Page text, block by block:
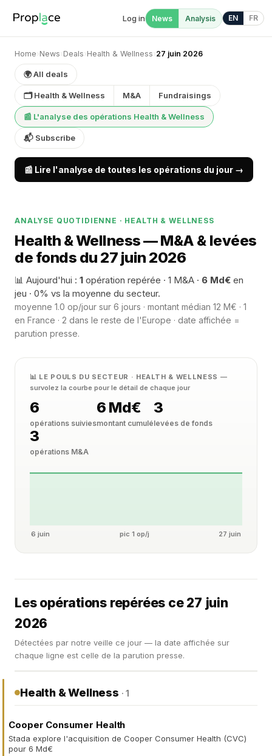
Log in News Analysis EN FR
Home› News› Deals› Health & Wellness› 27 juin 2026
🌍 All deals
🗂 Health & Wellness M&A Fundraisings
📰 L'analyse des opérations Health & Wellness
📬 Subscribe
📰 Lire l'analyse de toutes les opérations du jour →
ANALYSE QUOTIDIENNE · HEALTH & WELLNESS
Health & Wellness — M&A & levées
de fonds du 27 juin 2026
📊 Aujourd'hui : 1 opération repérée · 1 M&A · 6 Md€ en
jeu · 0% vs la moyenne du secteur.
moyenne 1.0 op/jour sur 6 jours · montant médian 12 M€ · 1
en France · 2 dans le reste de l'Europe · date affichée =
parution presse.
📊 LE POULS DU SECTEUR · HEALTH & WELLNESS —
survolez la courbe pour le détail de chaque jour
6
opérations suivies
6 Md€
montant cumulé
3
levées de fonds
3
opérations M&A
6 juin pic 1 op/j 27 juin
Les opérations repérées ce 27 juin
2026
Détectées par notre veille ce jour — la date affichée sur
chaque ligne est celle de la parution presse.
Health & Wellness · 1
Cooper Consumer Health
Stada explore l'acquisition de Cooper Consumer Health (CVC)
pour 6 Md€